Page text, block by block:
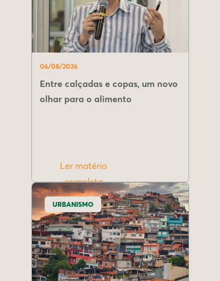
06/08/2026
Entre calçadas e copas, um novo
olhar para o alimento
Ler matéria
completa
URBANISMO